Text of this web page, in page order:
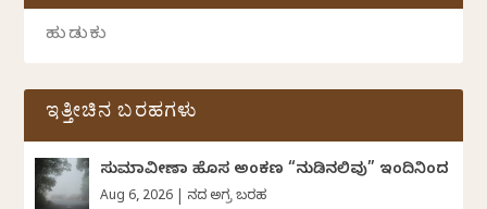
ಇತ್ತೀಚಿನ ಬರಹಗಳು
ಸುಮಾವೀಣಾ ಹೊಸ ಅಂಕಣ “ನುಡಿನಲಿವು” ಇಂದಿನಿಂದ
Aug 6, 2026 ದಿನದ ಅಗ್ರ ಬರಹ